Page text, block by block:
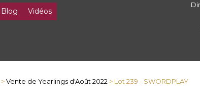
Blog Vidéos
>Vente de Yearlings d'Août 2022 > Lot 239 - SWORDPLAY